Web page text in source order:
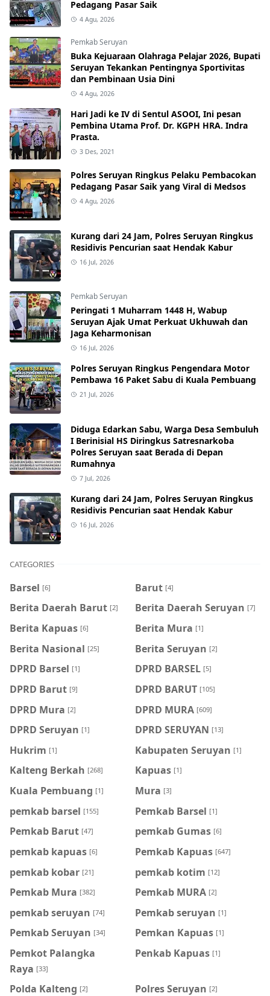
Pedagang Pasar Saik
4 Agu, 2026
Pemkab Seruyan
Buka Kejuaraan Olahraga Pelajar 2026, Bupati
Seruyan Tekankan Pentingnya Sportivitas
dan Pembinaan Usia Dini
4 Agu, 2026
Hari Jadi ke IV di Sentul ASOOI, Ini pesan
Pembina Utama Prof. Dr. KGPH HRA. Indra
Prasta.
3 Des, 2021
Polres Seruyan Ringkus Pelaku Pembacokan
Pedagang Pasar Saik yang Viral di Medsos
4 Agu, 2026
Kurang dari 24 Jam, Polres Seruyan Ringkus
Residivis Pencurian saat Hendak Kabur
16 Jul, 2026
Pemkab Seruyan
Peringati 1 Muharram 1448 H, Wabup
Seruyan Ajak Umat Perkuat Ukhuwah dan
Jaga Keharmonisan
16 Jul, 2026
Polres Seruyan Ringkus Pengendara Motor
Pembawa 16 Paket Sabu di Kuala Pembuang
21 Jul, 2026
Diduga Edarkan Sabu, Warga Desa Sembuluh
I Berinisial HS Diringkus Satresnarkoba
Polres Seruyan saat Berada di Depan
Rumahnya
7 Jul, 2026
Kurang dari 24 Jam, Polres Seruyan Ringkus
Residivis Pencurian saat Hendak Kabur
16 Jul, 2026
CATEGORIES
Barsel [6] Barut [4]
Berita Daerah Barut [2] Berita Daerah Seruyan [7]
Berita Kapuas [6] Berita Mura [1]
Berita Nasional [25] Berita Seruyan [2]
DPRD Barsel [1] DPRD BARSEL [5]
DPRD Barut [9] DPRD BARUT [105]
DPRD Mura [2] DPRD MURA [609]
DPRD Seruyan [1] DPRD SERUYAN [13]
Hukrim [1] Kabupaten Seruyan [1]
Kalteng Berkah [268] Kapuas [1]
Kuala Pembuang [1] Mura [3]
pemkab barsel [155] Pemkab Barsel [1]
Pemkab Barut [47] pemkab Gumas [6]
pemkab kapuas [6] Pemkab Kapuas [647]
pemkab kobar [21] pemkab kotim [12]
Pemkab Mura [382] Pemkab MURA [2]
pemkab seruyan [74] Pemkab seruyan [1]
Pemkab Seruyan [34] Pemkan Kapuas [1]
Pemkot Palangka
Raya [33]
Penkab Kapuas [1]
Polda Kalteng [2] Polres Seruyan [2]